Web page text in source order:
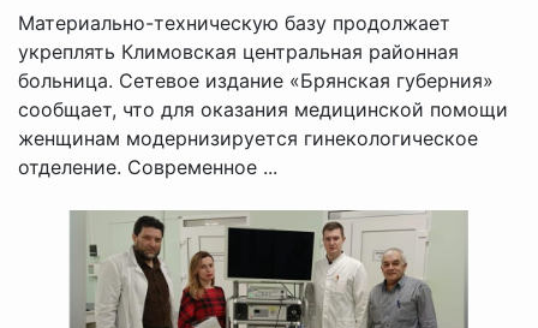
Материально-техническую базу продолжает
укреплять Климовская центральная районная
больница. Сетевое издание «Брянская губерния»
сообщает, что для оказания медицинской помощи
женщинам модернизируется гинекологическое
отделение. Современное ...